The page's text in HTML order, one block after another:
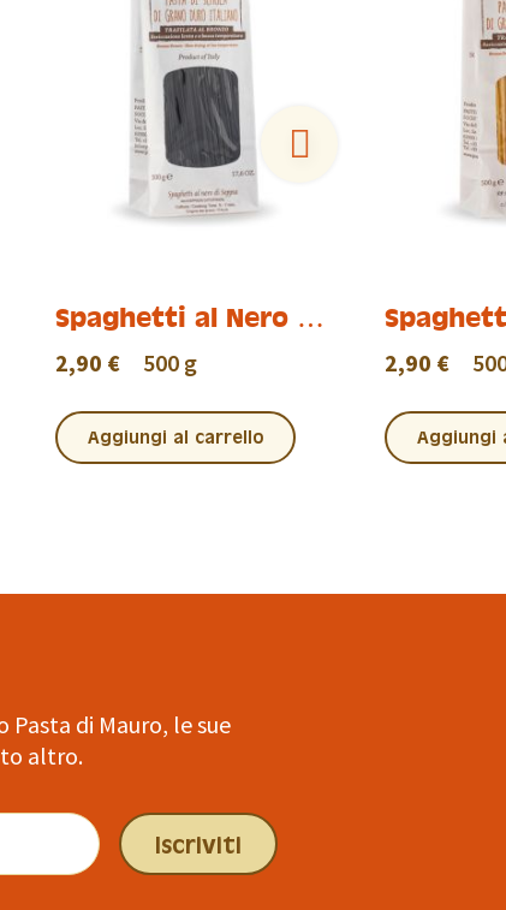
Spaghetti al Nero di
Seppia
2,90 € 500 g
Aggiungi al carrello
2,90 €
Aggiungi
di Mauro, le sue
altro.
Iscriviti